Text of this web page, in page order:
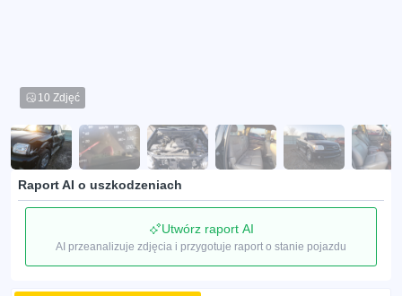
10 Zdjęć
Raport AI o uszkodzeniach
Utwórz raport AI
AI przeanalizuje zdjęcia i przygotuje raport o stanie pojazdu